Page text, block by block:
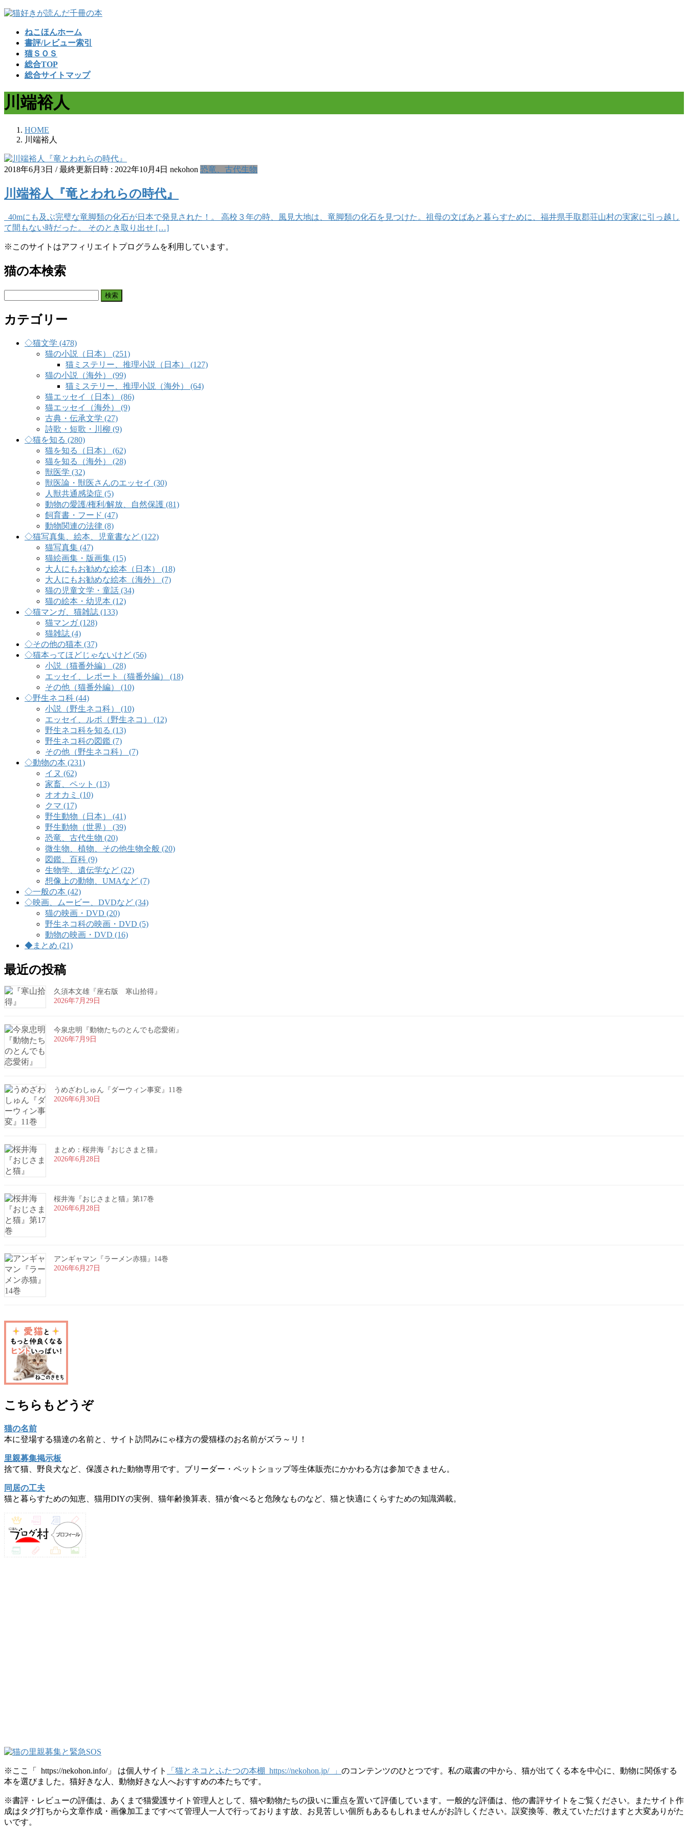
コ
プ
ナ
動
ねこほんホーム
書評/レビュー索引
猫ＳＯＳ
総合TOP
総合サイトマップ
川端裕人
HOME
川端裕人
2018年6月3日 / 最終更新日時 : 2022年10月4日 nekohon 恐竜、古代生物
川端裕人『竜とわれらの時代』
40mにも及ぶ完璧な竜脚類の化石が日本で発見された！。 高校３年の時、風見大地は、竜脚類の化石を見つけた。祖母の文ばあと暮らすために、福井県手取郡荘山村の実家に引っ越し
て間もない時だった。 そのとき取り出せ […]
※このサイトはアフィリエイトプログラムを利用しています。
猫の本検索
カテゴリー
◇猫文学 (478)
猫の小説（日本） (251)
猫ミステリー、推理小説（日本） (127)
猫の小説（海外） (99)
猫ミステリー、推理小説（海外） (64)
猫エッセイ（日本） (86)
猫エッセイ（海外） (9)
古典・伝承文学 (27)
詩歌・短歌・川柳 (9)
◇猫を知る (280)
猫を知る（日本） (62)
猫を知る（海外） (28)
獣医学 (32)
獣医論・獣医さんのエッセイ (30)
人獣共通感染症 (5)
動物の愛護/権利/解放、自然保護 (81)
飼育書・フード (47)
動物関連の法律 (8)
◇猫写真集、絵本、児童書など (122)
猫写真集 (47)
猫絵画集・版画集 (15)
大人にもお勧めな絵本（日本） (18)
大人にもお勧めな絵本（海外） (7)
猫の児童文学・童話 (34)
猫の絵本・幼児本 (12)
◇猫マンガ、猫雑誌 (133)
猫マンガ (128)
猫雑誌 (4)
◇その他の猫本 (37)
◇猫本ってほどじゃないけど (56)
小説（猫番外編） (28)
エッセイ、レポート（猫番外編） (18)
その他（猫番外編） (10)
◇野生ネコ科 (44)
小説（野生ネコ科） (10)
エッセイ、ルポ（野生ネコ） (12)
野生ネコ科を知る (13)
野生ネコ科の図鑑 (7)
その他（野生ネコ科） (7)
◇動物の本 (231)
イヌ (62)
家畜、ペット (13)
オオカミ (10)
クマ (17)
野生動物（日本） (41)
野生動物（世界） (39)
恐竜、古代生物 (20)
微生物、植物、その他生物全般 (20)
図鑑、百科 (9)
生物学、遺伝学など (22)
想像上の動物、UMAなど (7)
◇一般の本 (42)
◇映画、ムービー、DVDなど (34)
猫の映画・DVD (20)
野生ネコ科の映画・DVD (5)
動物の映画・DVD (16)
◆まとめ (21)
最近の投稿
久須本文雄『座右版 寒山拾得』
2026年7月29日
今泉忠明『動物たちのとんでも恋愛術』
2026年7月9日
うめざわしゅん『ダーウィン事変』11巻
2026年6月30日
まとめ：桜井海『おじさまと猫』
2026年6月28日
桜井海『おじさまと猫』第17巻
2026年6月28日
アンギャマン『ラーメン赤猫』14巻
2026年6月27日
こちらもどうぞ
猫の名前
本に登場する猫達の名前と、サイト訪問みにゃ様方の愛猫様のお名前がズラ～リ！
里親募集掲示板
捨て猫、野良犬など、保護された動物専用です。ブリーダー・ペットショップ等生体販売にかかわる方は参加できません。
同居の工夫
猫と暮らすための知恵、猫用DIYの実例、猫年齢換算表、猫が食べると危険なものなど、猫と快適にくらすための知識満載。
※ここ「 https://nekohon.info/」 は個人サイト 「猫とネコとふたつの本棚 https://nekohon.jp/ 」 のコンテンツのひとつです。私の蔵書の中から、猫が出てくる本を中心に、動物に関係する
本を選びました。猫好きな人、動物好きな人へおすすめの本たちです。
※書評・レビューの評価は、あくまで猫愛護サイト管理人として、猫や動物たちの扱いに重点を置いて評価しています。一般的な評価は、他の書評サイトをご覧ください。またサイト作
成はタグ打ちから文章作成・画像加工まですべて管理人一人で行っております故、お見苦しい個所もあるもしれませんがお許しください。誤変換等、教えていただけますと大変ありがた
いです。